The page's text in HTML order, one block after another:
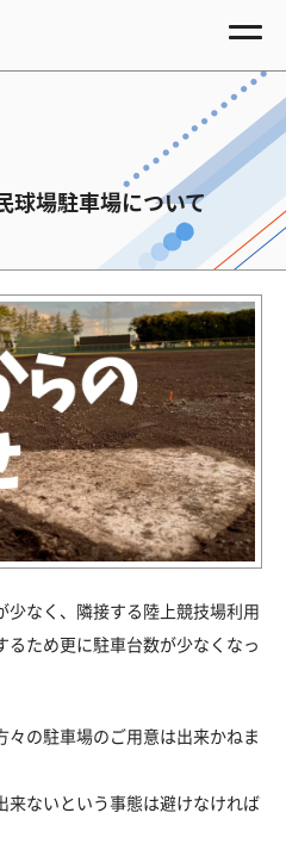
球場駐車場について
少なく、隣接する陸上競技場利用
ため更に駐車台数が少なくなっ
の駐車場のご用意は出来かねま
来ないという事態は避けなければ